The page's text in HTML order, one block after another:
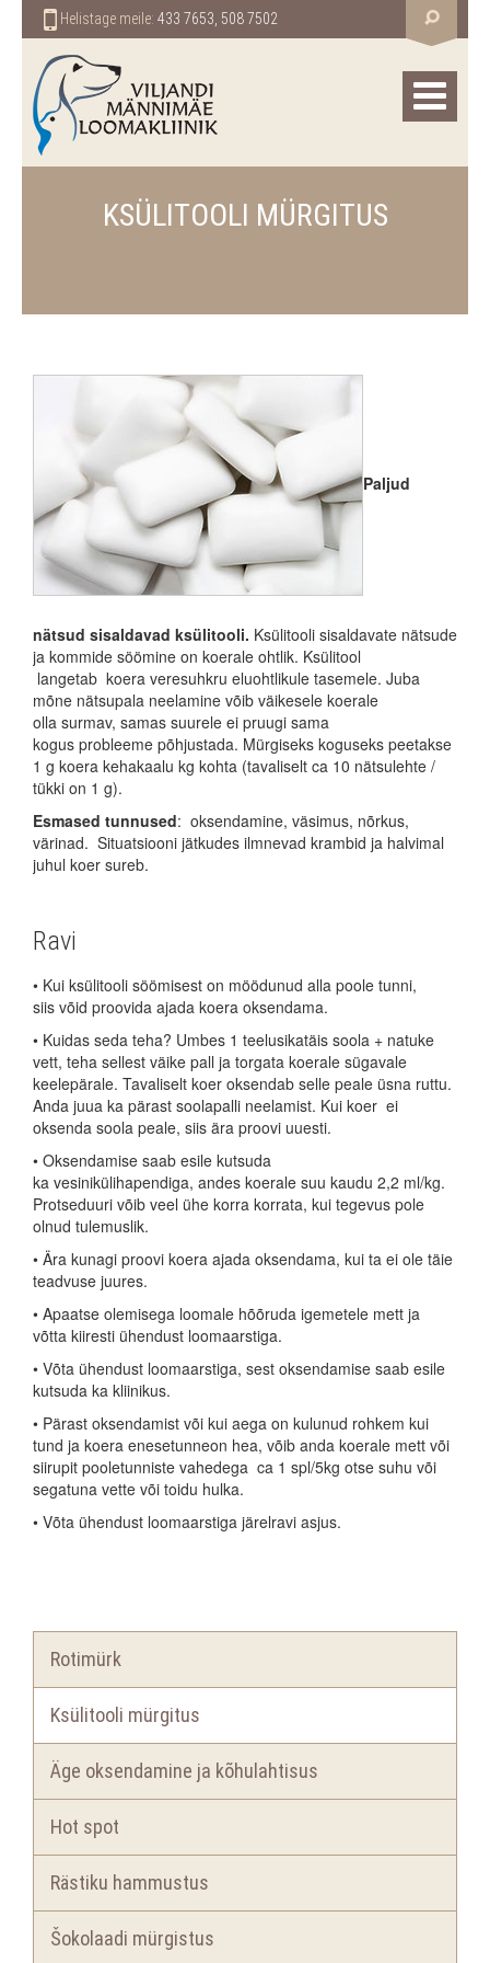
Helistage meile: 433 7653, 508 7502
KSÜLITOOLI MÜRGITUS
Rotimürk
Ksülitooli mürgitus
Äge oksendamine ja kõhulahtisus
Hot spot
Rästiku hammustus
Šokolaadi mürgistus
Paljud
nätsud sisaldavad ksülitooli. Ksülitooli sisaldavate nätsude
ja kommide söömine on koerale ohtlik. Ksülitool
langetab koera veresuhkru eluohtlikule tasemele. Juba
mõne nätsupala neelamine võib väikesele koerale
olla surmav, samas suurele ei pruugi sama
kogus probleeme põhjustada. Mürgiseks koguseks peetakse
1 g koera kehakaalu kg kohta (tavaliselt ca 10 nätsulehte /
tükki on 1 g).
Esmased tunnused: oksendamine, väsimus, nõrkus,
värinad. Situatsiooni jätkudes ilmnevad krambid ja halvimal
juhul koer sureb.
Ravi
• Kui ksülitooli söömisest on möödunud alla poole tunni,
siis võid proovida ajada koera oksendama.
• Kuidas seda teha? Umbes 1 teelusikatäis soola + natuke
vett, teha sellest väike pall ja torgata koerale sügavale
keelepärale. Tavaliselt koer oksendab selle peale üsna ruttu.
Anda juua ka pärast soolapalli neelamist. Kui koer ei
oksenda soola peale, siis ära proovi uuesti.
• Oksendamise saab esile kutsuda
ka vesinikülihapendiga, andes koerale suu kaudu 2,2 ml/kg.
Protseduuri võib veel ühe korra korrata, kui tegevus pole
olnud tulemuslik.
• Ära kunagi proovi koera ajada oksendama, kui ta ei ole täie
teadvuse juures.
• Apaatse olemisega loomale hõõruda igemetele mett ja
võtta kiiresti ühendust loomaarstiga.
• Võta ühendust loomaarstiga, sest oksendamise saab esile
kutsuda ka kliinikus.
• Pärast oksendamist või kui aega on kulunud rohkem kui
tund ja koera enesetunneon hea, võib anda koerale mett või
siirupit pooletunniste vahedega ca 1 spl/5kg otse suhu või
segatuna vette või toidu hulka.
• Võta ühendust loomaarstiga järelravi asjus.